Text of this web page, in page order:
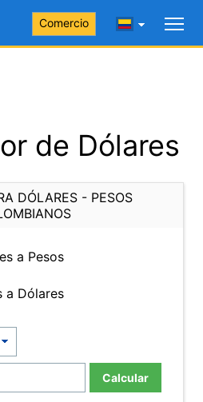
Comercio
de Dólares
DÓLARES - PESOS
a Pesos
a Dólares
Calcular